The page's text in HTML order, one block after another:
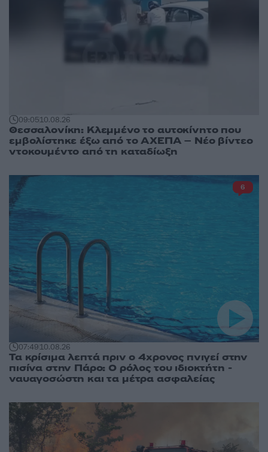
09:0510.08.26
Θεσσαλονίκη: Κλεμμένο το αυτοκίνητο που
εμβολίστηκε έξω από το ΑΧΕΠΑ – Νέο βίντεο
ντοκουμέντο από τη καταδίωξη
07:4910.08.26
Τα κρίσιμα λεπτά πριν ο 4χρονος πνιγεί στην
πισίνα στην Πάρο: Ο ρόλος του ιδιοκτήτη -
ναυαγοσώστη και τα μέτρα ασφαλείας
6